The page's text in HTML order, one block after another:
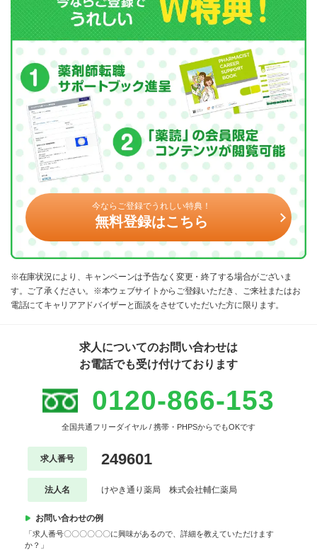
今ならご登録でうれしい特典！
無料登録はこちら
※在庫状況により、キャンペーンは予告なく変更・終了する場合がございま
す。ご了承ください。※本ウェブサイトからご登録いただき、ご来社またはお
電話にてキャリアアドバイザーと面談をさせていただいた方に限ります。
求人についてのお問い合わせは
お電話でも受け付けております
0120-866-153
全国共通フリーダイヤル / 携帯・PHPSからでもOKです
求人番号 249601
法人名 けやき通り薬局 株式会社輔仁薬局
お問い合わせの例
「求人番号〇〇〇〇〇〇に興味があるので、詳細を教えていただけます
か？」